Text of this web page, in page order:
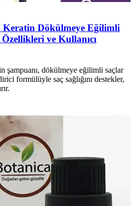
Dökülmeye Eğilimli
ve Kullanıcı
şampuanı, dökülmeye eğilimli saçlar
formülüyle saç sağlığını destekler,